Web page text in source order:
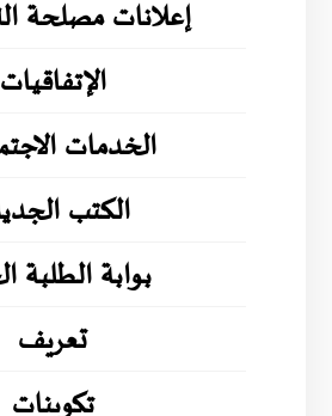
إعلانات مصلحة
الإتفاقيات
الخدمات
الكتب
بوابة الطلبة
تعريف
تكوينات